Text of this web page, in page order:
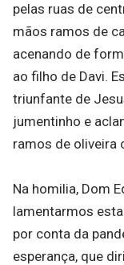
pelas ruas de
mãos ramos de
acenando de
ao filho de Davi.
triunfante de
jumentinho e
ramos de oliveira
Na homilia, Dom
lamentarmos
por conta da
esperança, que